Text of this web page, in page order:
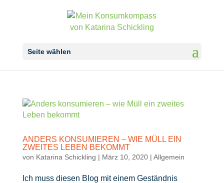
Seite wählen
ANDERS KONSUMIEREN – WIE MÜLL EIN
ZWEITES LEBEN BEKOMMT
von Katarina Schickling | März 10, 2020| Allgemein
Ich muss diesen Blog mit einem Geständnis